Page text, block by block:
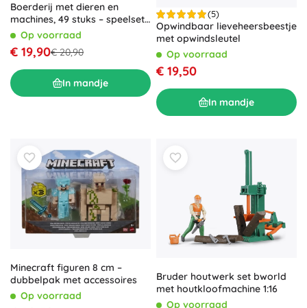
Boerderij met dieren en
machines, 49 stuks – speelset
voor kinderen
Op voorraad
€ 19,90€ 20,90
In mandje
(5)
Opwindbaar lieveheersbeestje
met opwindsleutel
Op voorraad
€ 19,50
In mandje
Minecraft figuren 8 cm –
dubbelpak met accessoires
Op voorraad
Bruder houtwerk set bworld
met houtkloofmachine 1:16
Op voorraad